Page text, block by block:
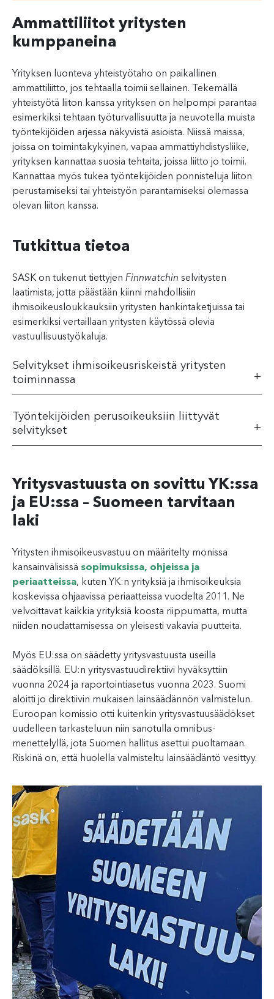
Ammattiliitot yritysten
kumppaneina
Yrityksen luonteva yhteistyötaho on paikallinen
ammattiliitto, jos tehtaalla toimii sellainen. Tekemällä
yhteistyötä liiton kanssa yrityksen on helpompi parantaa
esimerkiksi tehtaan työturvallisuutta ja neuvotella muista
työntekijöiden arjessa näkyvistä asioista. Niissä maissa,
joissa on toimintakykyinen, vapaa ammattiyhdistysliike,
yrityksen kannattaa suosia tehtaita, joissa liitto jo toimii.
Kannattaa myös tukea työntekijöiden ponnisteluja liiton
perustamiseksi tai yhteistyön parantamiseksi olemassa
olevan liiton kanssa.
Tutkittua tietoa
SASK on tukenut tiettyjen Finnwatchin selvitysten
laatimista, jotta päästään kiinni mahdollisiin
ihmisoikeusloukkauksiin yritysten hankintaketjuissa tai
esimerkiksi vertaillaan yritysten käytössä olevia
vastuullisuustyökaluja.
Selvitykset ihmisoikeusriskeistä yritysten
toiminnassa
Työntekijöiden perusoikeuksiin liittyvät
selvitykset
Yritysvastuusta on sovittu YK:ssa
ja EU:ssa – Suomeen tarvitaan
laki
Yritysten ihmisoikeusvastuu on määritelty monissa
kansainvälisissä sopimuksissa, ohjeissa ja
periaatteissa, kuten YK:n yrityksiä ja ihmisoikeuksia
koskevissa ohjaavissa periaatteissa vuodelta 2011. Ne
velvoittavat kaikkia yrityksiä koosta riippumatta, mutta
niiden noudattamisessa on yleisesti vakavia puutteita.
Myös EU:ssa on säädetty yritysvastuusta useilla
säädöksillä. EU:n yritysvastuudirektiivi hyväksyttiin
vuonna 2024 ja raportointiasetus vuonna 2023. Suomi
aloitti jo direktiivin mukaisen lainsäädännön valmistelun.
Euroopan komissio otti kuitenkin yritysvastuusäädökset
uudelleen tarkasteluun niin sanotulla omnibus-
menettelyllä, jota Suomen hallitus asettui puoltamaan.
Riskinä on, että huolella valmisteltu lainsäädäntö vesittyy.